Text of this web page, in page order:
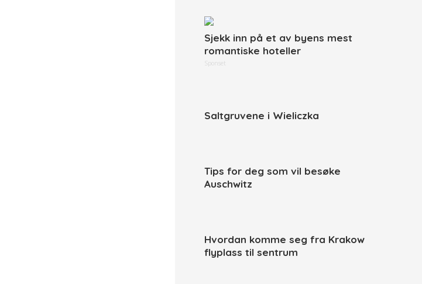
Sjekk inn på et av byens mest
romantiske hoteller
Sponset
Saltgruvene i Wieliczka
Tips for deg som vil besøke
Auschwitz
Hvordan komme seg fra Krakow
flyplass til sentrum